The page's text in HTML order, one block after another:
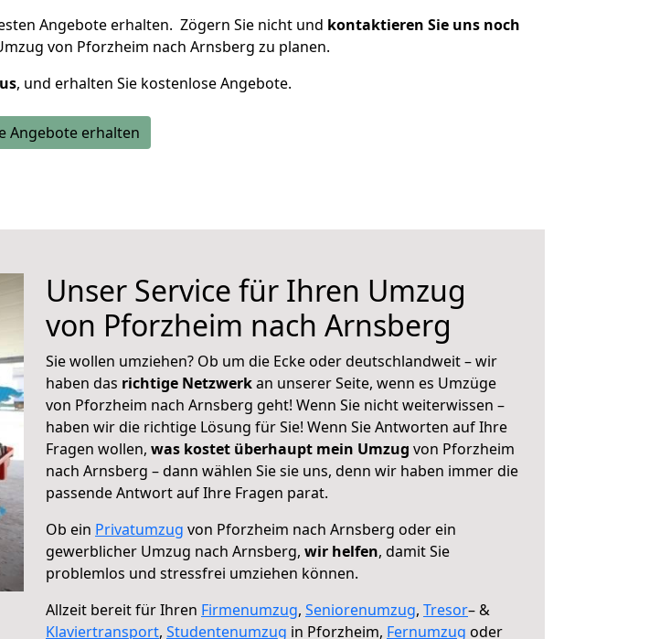
Angebote erhalten. Zögern Sie nicht und kontaktieren Sie uns noch
von Pforzheim nach Arnsberg zu planen.
, und erhalten Sie kostenlose Angebote.
Angebote erhalten
Unser Service für Ihren Umzug
von Pforzheim nach Arnsberg
Sie wollen umziehen? Ob um die Ecke oder deutschlandweit – wir
haben das richtige Netzwerkan unserer Seite, wenn es Umzüge
von Pforzheim nach Arnsberg geht! Wenn Sie nicht weiterwissen –
haben wir die richtige Lösung für Sie! Wenn Sie Antworten auf Ihre
Fragen wollen, was kostet überhaupt mein Umzug von Pforzheim
nach Arnsberg – dann wählen Sie sie uns, denn wir haben immer die
passende Antwort auf Ihre Fragen parat.
Ob ein Privatumzug von Pforzheim nach Arnsberg oder ein
gewerblicher Umzug nach Arnsberg, wir helfen, damit Sie
problemlos und stressfrei umziehen können.
Allzeit bereit für Ihren Firmenumzug, Seniorenumzug, Tresor– &
Klaviertransport, Studentenumzug in Pforzheim, Fernumzug oder